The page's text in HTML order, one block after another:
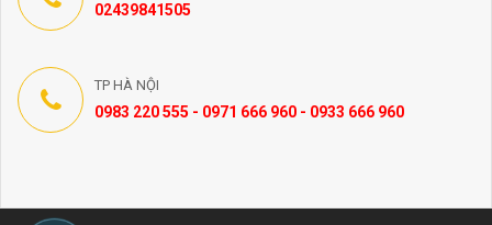
02439841505
TP HÀ NỘI
0983 220 555 - 0971 666 960 - 0933 666 960